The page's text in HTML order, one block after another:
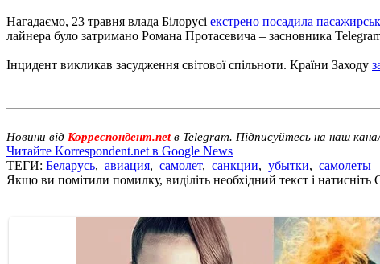
Нагадаємо, 23 травня влада Білорусі екстрено посадила
лайнера було затримано Романа Протасевича – засновника
Інцидент викликав засудження світової спільноти. Країни Заходу
Новини від Корреспондент.netв Telegram. Підписуйтесь на наш
Читайте Korrespondent.net в Google News
ТЕГИ: Беларусь, авиация, самолет, санкции, убытки, самолеты
Якщо ви помітили помилку, виділіть необхідний текст і